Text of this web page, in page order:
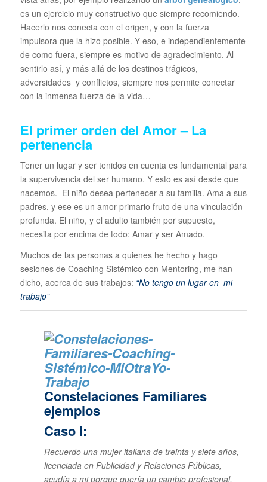
es un ejercicio muy constructivo que siempre recomiendo.
Hacerlo nos conecta con el origen, y con la fuerza
impulsora que la hizo posible. Y eso, e independientemente
de como fuera, siempre es motivo de agradecimiento. Al
sentirlo así, y más allá de los destinos trágicos,
adversidades y conflictos, siempre nos permite conectar
con la inmensa fuerza de la vida…
El primer orden del Amor – La
pertenencia
Tener un lugar y ser tenidos en cuenta es fundamental para
la supervivencia del ser humano. Y esto es así desde que
nacemos. El niño desea pertenecer a su familia. Ama a sus
padres, y ese es un amor primario fruto de una vinculación
profunda. El niño, y el adulto también por supuesto,
necesita por encima de todo: Amar y ser Amado.
Muchos de las personas a quienes he hecho y hago
sesiones de Coaching Sistémico con Mentoring, me han
dicho, acerca de sus trabajos: “No tengo un lugar en mi
trabajo”
Constelaciones Familiares
ejemplos
Caso I:
Recuerdo una mujer italiana de treinta y siete años,
licenciada en Publicidad y Relaciones Públicas,
acudía a mi porque quería un cambio profesional.